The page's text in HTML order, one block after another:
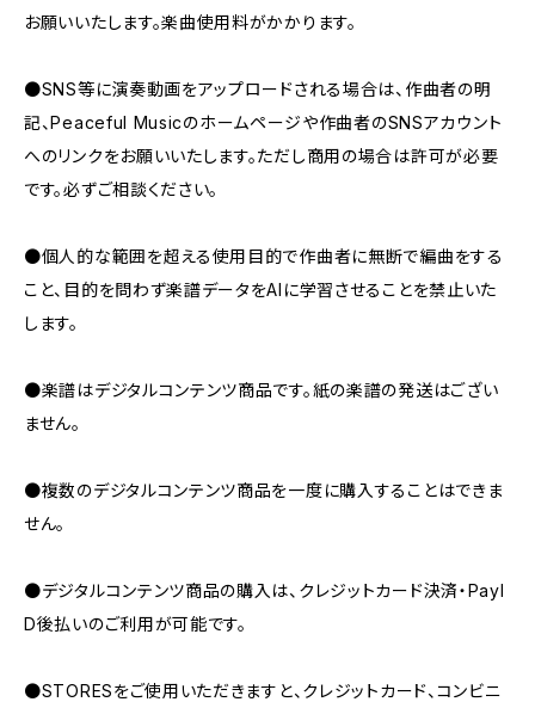
お願いいたします。楽曲使用料がかかります。
●SNS等に演奏動画をアップロードされる場合は、作曲者の明
記、Peaceful Musicのホームページや作曲者のSNSアカウント
へのリンクをお願いいたします。ただし商用の場合は許可が必要
です。必ずご相談ください。
●個人的な範囲を超える使用目的で作曲者に無断で編曲をする
こと、目的を問わず楽譜データをAIに学習させることを禁止いた
します。
●楽譜はデジタルコンテンツ商品です。紙の楽譜の発送はござい
ません。
●複数のデジタルコンテンツ商品を一度に購入することはできま
せん。
●デジタルコンテンツ商品の購入は、クレジットカード決済・PayI
D後払いのご利用が可能です。
●STORESをご使用いただきますと、クレジットカード、コンビニ